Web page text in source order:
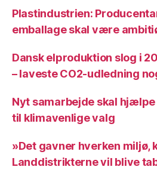
Plastindustrien:
emballage skal være
Dansk elproduktion slog i
– laveste CO2-udledning
Nyt samarbejde skal
til klimavenlige valg
»Det gavner hverken miljø,
Landdistrikterne vil blive